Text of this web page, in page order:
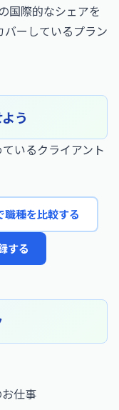
国際的なシェアを
ーしているプラン
う
いるクライアント
職種を比較する
する
仕事